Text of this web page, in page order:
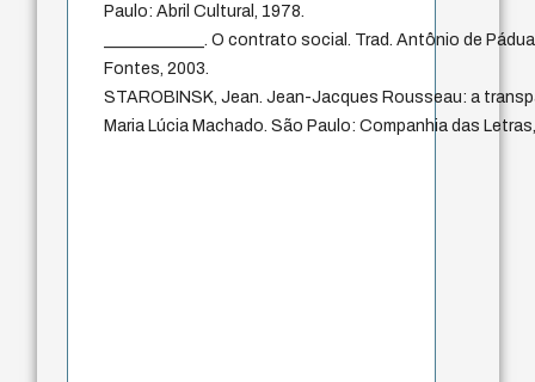
Paulo: Abril Cultural, 1978.
____________. O contrato social. Trad. Antônio de
Fontes, 2003.
STAROBINSK, Jean. Jean-Jacques Rousseau: a
Maria Lúcia Machado. São Paulo: Companhia das